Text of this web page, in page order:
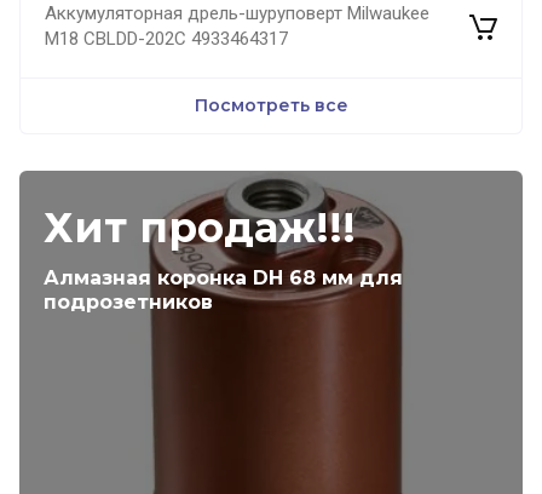
Аккумуляторная дрель-шуруповерт Milwaukee
M18 CBLDD-202C 4933464317
Посмотреть все
Хит продаж!!!
Алмазная коронка DH 68 мм для
подрозетников